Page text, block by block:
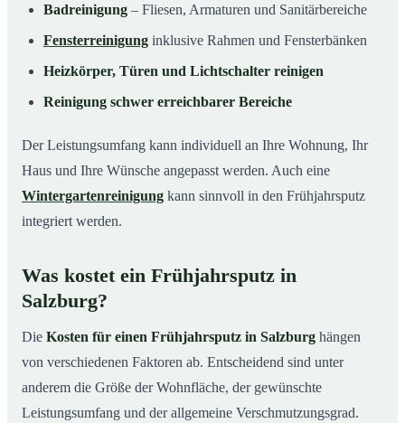
Badreinigung – Fliesen, Armaturen und Sanitärbereiche
Fensterreinigung inklusive Rahmen und Fensterbänken
Heizkörper, Türen und Lichtschalter reinigen
Reinigung schwer erreichbarer Bereiche
Der Leistungsumfang kann individuell an Ihre Wohnung, Ihr
Haus und Ihre Wünsche angepasst werden. Auch eine
Wintergartenreinigung kann sinnvoll in den Frühjahrsputz
integriert werden.
Was kostet ein Frühjahrsputz in
Salzburg?
Die Kosten für einen Frühjahrsputz in Salzburg hängen
von verschiedenen Faktoren ab. Entscheidend sind unter
anderem die Größe der Wohnfläche, der gewünschte
Leistungsumfang und der allgemeine Verschmutzungsgrad.